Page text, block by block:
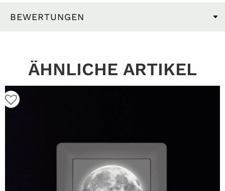
BEWERTUNGEN
ÄHNLICHE ARTIKEL